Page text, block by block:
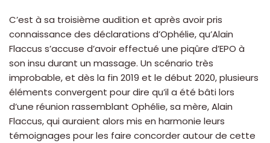
C’est à sa troisième audition et après avoir pris
connaissance des déclarations d’Ophélie, qu’Alain
Flaccus s’accuse d’avoir effectué une piqûre d’EPO à
son insu durant un massage. Un scénario très
improbable, et dès la fin 2019 et le début 2020, plusieurs
éléments convergent pour dire qu’il a été bâti lors
d’une réunion rassemblant Ophélie, sa mère, Alain
Flaccus, qui auraient alors mis en harmonie leurs
témoignages pour les faire concorder autour de cette